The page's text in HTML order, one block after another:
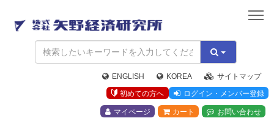
矢
野
経
済
研
究
所
ENGLISH KOREA
サイトマップ
初めての方へ
ログイン・メンバー登録
マイページ カート お問い合わせ